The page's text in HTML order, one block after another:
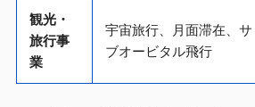
観光・
旅行事
業
宇宙旅行、月面滞在、サ
ブオービタル飛行